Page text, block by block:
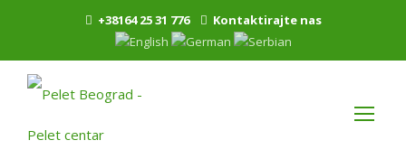
+38164 25 31 776 Kontaktirajte nas